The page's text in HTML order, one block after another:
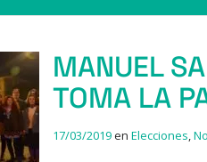
MANUEL
TOMA LA
17/03/2019en Elecciones,